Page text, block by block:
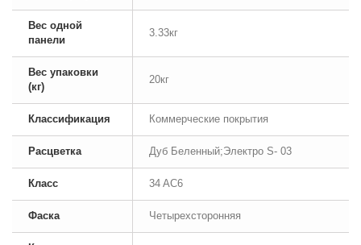
Вес одной
панели
3.33кг
Вес упаковки
(кг)
20кг
Классификация Коммерческие покрытия
Расцветка Дуб Беленный;Электро S- 03
Класс 34 AC6
Фаска Четырехсторонняя